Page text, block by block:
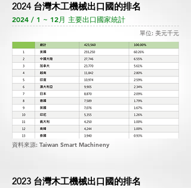
2024 台灣木工機械出口國的排名
2024 / 1 ~ 12月 主要出口國家統計
單位: 美元千元
資料來源: Taiwan Smart Machineny
2023 台灣木工機械出口國的排名